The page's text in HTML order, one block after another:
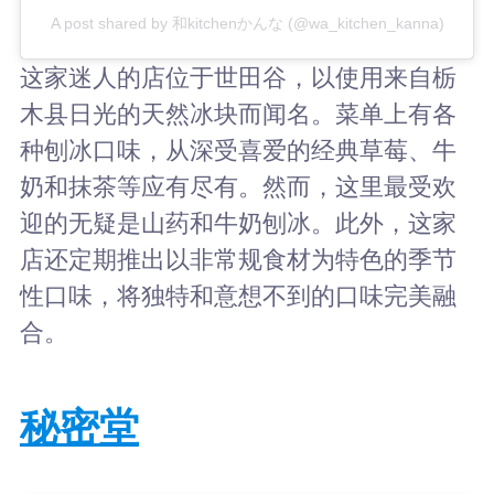
A post shared by 和kitchenかんな (@wa_kitchen_kanna)
这家迷人的店位于世田谷，以使用来自栃
木县日光的天然冰块而闻名。菜单上有各
种刨冰口味，从深受喜爱的经典草莓、牛
奶和抹茶等应有尽有。然而，这里最受欢
迎的无疑是山药和牛奶刨冰。此外，这家
店还定期推出以非常规食材为特色的季节
性口味，将独特和意想不到的口味完美融
合。
秘密堂